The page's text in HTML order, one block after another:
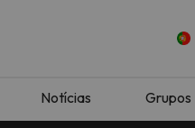
Notícias Grupos